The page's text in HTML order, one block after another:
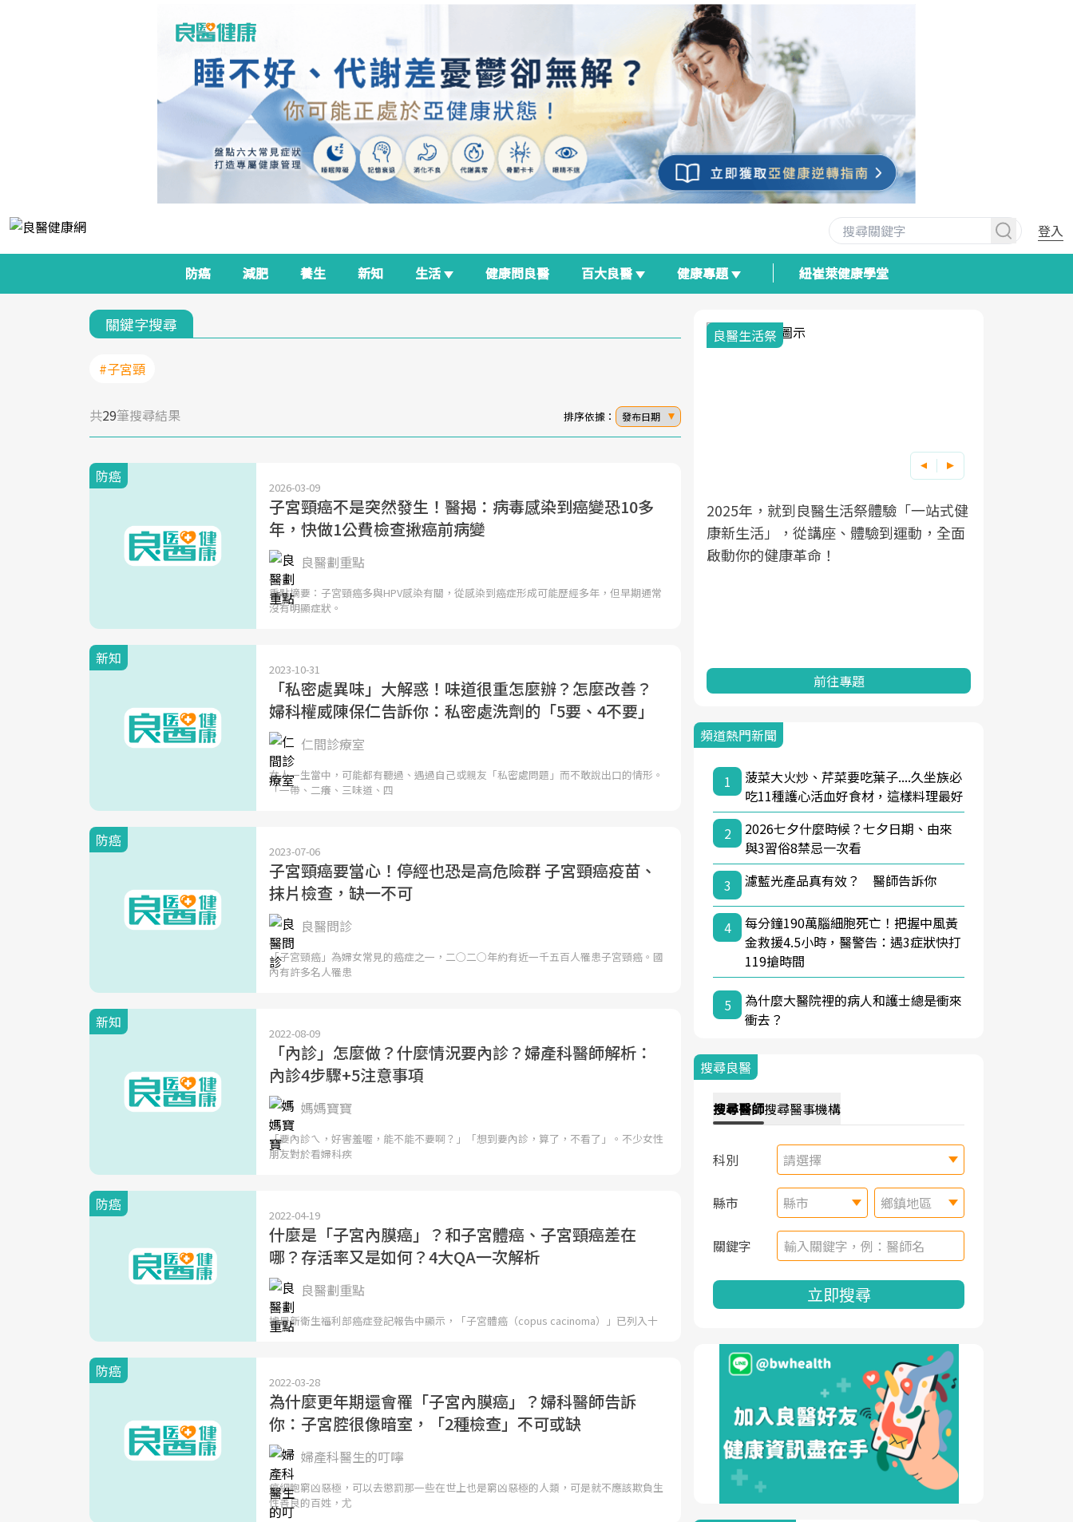
登入
防癌 減肥 養生 新知 生活 健康問良醫 百大良醫 健康專題 紐崔萊健康學堂
關鍵字搜尋
#子宮頸
共29筆搜尋結果 排序依據： 發布日期
防癌
2026-03-09
子宮頸癌不是突然發生！醫揭：病毒感染到癌變恐10多
年，快做1公費檢查揪癌前病變
良醫劃重點
重點摘要：子宮頸癌多與HPV感染有關，從感染到癌症形成可能歷經多年，但早期通常
沒有明顯症狀。
新知
2023-10-31
「私密處異味」大解惑！味道很重怎麼辦？怎麼改善？
婦科權威陳保仁告訴你：私密處洗劑的「5要、4不要」
仁間診療室
女人一生當中，可能都有聽過、遇過自己或親友「私密處問題」而不敢說出口的情形。
「一帶、二癢、三味道、四
防癌
2023-07-06
子宮頸癌要當心！停經也恐是高危險群 子宮頸癌疫苗、
抹片檢查，缺一不可
良醫問診
「子宮頸癌」為婦女常見的癌症之一，二○二○年約有近一千五百人罹患子宮頸癌。國
內有許多名人罹患
新知
2022-08-09
「內診」怎麼做？什麼情況要內診？婦產科醫師解析：
內診4步驟+5注意事項
媽媽寶寶
「要內診ㄟ，好害羞喔，能不能不要啊？」「想到要內診，算了，不看了」。不少女性
朋友對於看婦科疾
防癌
2022-04-19
什麼是「子宮內膜癌」？和子宮體癌、子宮頸癌差在
哪？存活率又是如何？4大QA一次解析
良醫劃重點
據最新衛生福利部癌症登記報告中顯示，「子宮體癌（copus cacinoma）」已列入十
防癌
2022-03-28
為什麼更年期還會罹「子宮內膜癌」？婦科醫師告訴
你：子宮腔很像暗室，「2種檢查」不可或缺
婦產科醫生的叮嚀
癌細胞窮凶惡極，可以去懲罰那一些在世上也是窮凶惡極的人類，可是就不應該欺負生
性善良的百姓，尤
面對超高齡社會的浪潮，台灣正在快速邁
向「健康照護」的新時代。隨著國家政策
心議題。然而，健檢不只是醫療院所的服
前往專題
良醫生活祭
2025年，就到良醫生活祭體驗「一站式健
康新生活」，從講座、體驗到運動，全面
前往專題
我與健康韌性的距離
良醫健康網從「換季的身體變化」出發，
透過醫學觀點與日常感受的對話，建立對
亞健康的認知，進而引導實際的改善行
前往專題
頻道熱門新聞
1
菠菜大火炒、芹菜要吃葉子....久坐族必
吃11種護心活血好食材，這樣料理最好
2
2026七夕什麼時候？七夕日期、由來
與3習俗8禁忌一次看
3
濾藍光產品真有效？ 醫師告訴你
4
每分鐘190萬腦細胞死亡！把握中風黃
金救援4.5小時，醫警告：遇3症狀快打
119搶時間
5
為什麼大醫院裡的病人和護士總是衝來
衝去？
搜尋良醫
搜尋醫師搜尋醫事機構
科別 請選擇
縣市 縣市 鄉鎮地區
關鍵字
立即搜尋